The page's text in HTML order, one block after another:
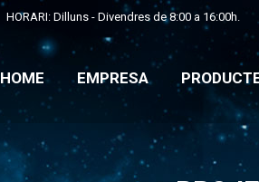
HORARI: Dilluns - Divendres de 8:00 a 16:00h.
HOME EMPRESA
HOME EMPRESA